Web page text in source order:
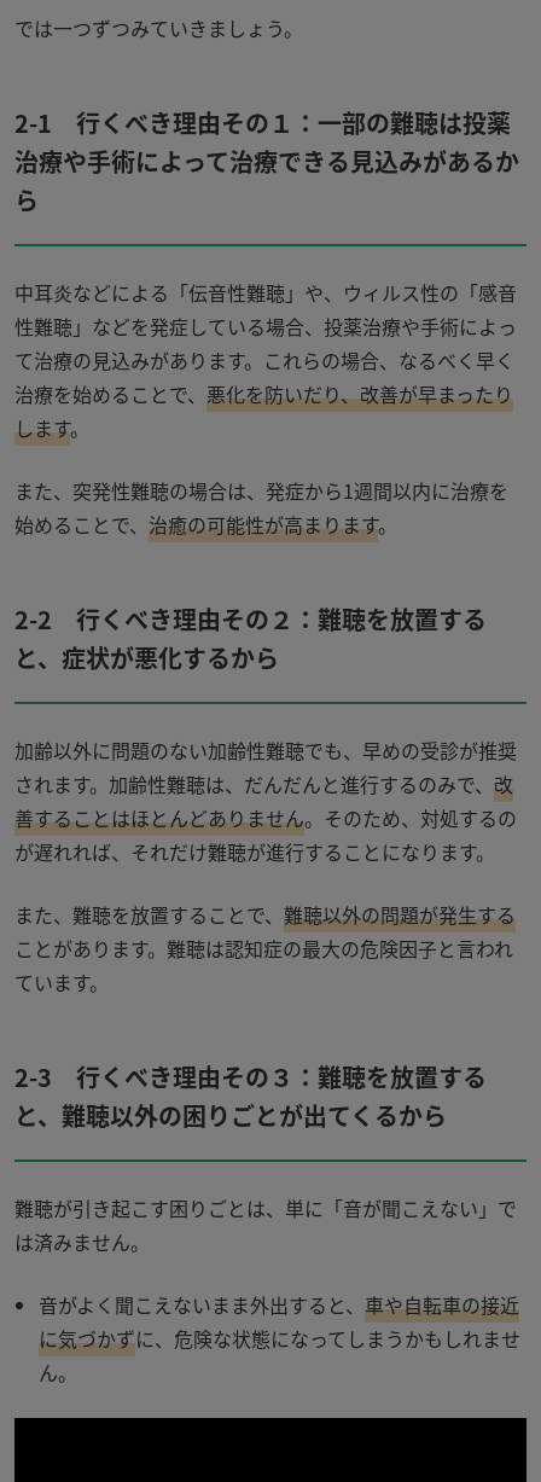
では一つずつみていきましょう。
2-1 行くべき理由その１：一部の難聴は投薬
治療や手術によって治療できる見込みがあるか
ら
中耳炎などによる「伝音性難聴」や、ウィルス性の「感音
性難聴」などを発症している場合、投薬治療や手術によっ
て治療の見込みがあります。これらの場合、なるべく早く
治療を始めることで、 悪化を防いだり、改善が早まったり
します。
また、突発性難聴の場合は、発症から1週間以内に治療を
始めることで、 治癒の可能性が高まります。
2-2 行くべき理由その２：難聴を放置する
と、症状が悪化するから
加齢以外に問題のない加齢性難聴でも、早めの受診が推奨
されます。加齢性難聴は、だんだんと進行するのみで、 改
善することはほとんどありません。そのため、対処するの
が遅れれば、それだけ難聴が進行することになります。
また、難聴を放置することで、 難聴以外の問題が発生する
ことがあります。難聴は認知症の最大の危険因子と言われ
ています。
2-3 行くべき理由その３：難聴を放置する
と、難聴以外の困りごとが出てくるから
難聴が引き起こす困りごとは、単に「音が聞こえない」で
は済みません。
音がよく聞こえないまま外出すると、 車や自転車の接近
に気づかずに、危険な状態になってしまうかもしれませ
ん。